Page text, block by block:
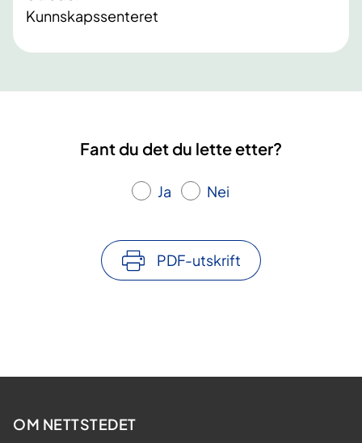
Kunnskapssenteret
Fant du det du lette etter?
Ja Nei
PDF-utskrift
OM NETTSTEDET